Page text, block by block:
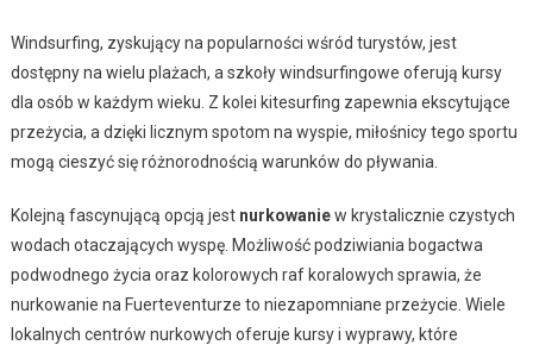
Windsurfing, zyskujący na popularności wśród turystów, jest
dostępny na wielu plażach, a szkoły windsurfingowe oferują kursy
dla osób w każdym wieku. Z kolei kitesurfing zapewnia ekscytujące
przeżycia, a dzięki licznym spotom na wyspie, miłośnicy tego sportu
mogą cieszyć się różnorodnością warunków do pływania.
Kolejną fascynującą opcją jest nurkowaniew krystalicznie czystych
wodach otaczających wyspę. Możliwość podziwiania bogactwa
podwodnego życia oraz kolorowych raf koralowych sprawia, że
nurkowanie na Fuerteventurze to niezapomniane przeżycie. Wiele
lokalnych centrów nurkowych oferuje kursy i wyprawy, które